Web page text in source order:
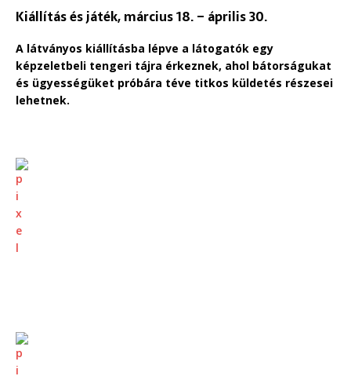
Kiállítás és játék, március 18. – április 30.
A látványos kiállításba lépve a látogatók egy
képzeletbeli tengeri tájra érkeznek, ahol bátorságukat
és ügyességüket próbára téve titkos küldetés részesei
lehetnek.